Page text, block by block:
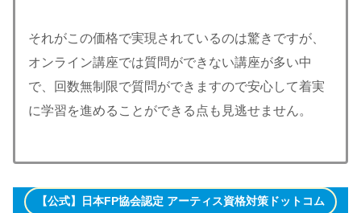
それがこの価格で実現されているのは驚きですが、
オンライン講座では質問ができない講座が多い中
で、回数無制限で質問ができますので安心して着実
に学習を進めることができる点も見逃せません。
【公式】日本FP協会認定 アーティス資格対策ドットコム